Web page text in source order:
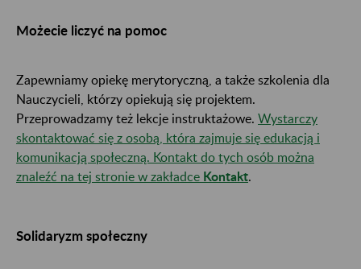
Możecie liczyć na pomoc
Zapewniamy opiekę merytoryczną, a także szkolenia dla
Nauczycieli, którzy opiekują się projektem.
Przeprowadzamy też lekcje instruktażowe. Wystarczy
skontaktować się z osobą, która zajmuje się edukacją i
komunikacją społeczną. Kontakt do tych osób można
znaleźć na tej stronie w zakładce Kontakt
Solidaryzm społeczny